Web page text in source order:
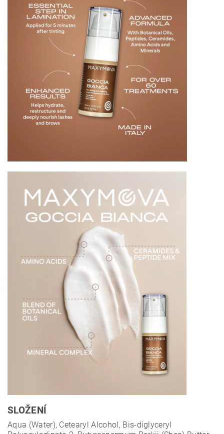
SLOŽENÍ
Aqua (Water), Cetearyl Alcohol, Bis-diglyceryl